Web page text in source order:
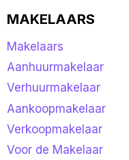
MAKELAARS
Makelaars
Aanhuurmakelaar
Verhuurmakelaar
Aankoopmakelaar
Verkoopmakelaar
Voor de Makelaar